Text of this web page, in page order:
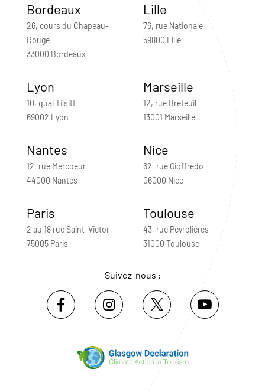
Bordeaux
26, cours du Chapeau-
Rouge
33000 Bordeaux
Lille
76, rue Nationale
59800 Lille
Lyon
10, quai Tilsitt
69002 Lyon
Marseille
12, rue Breteuil
13001 Marseille
Nantes
12, rue Mercoeur
44000 Nantes
Nice
62, rue Gioffredo
06000 Nice
Paris
2 au 18 rue Saint-Victor
75005 Paris
Toulouse
43, rue Peyrolières
31000 Toulouse
Suivez-nous :